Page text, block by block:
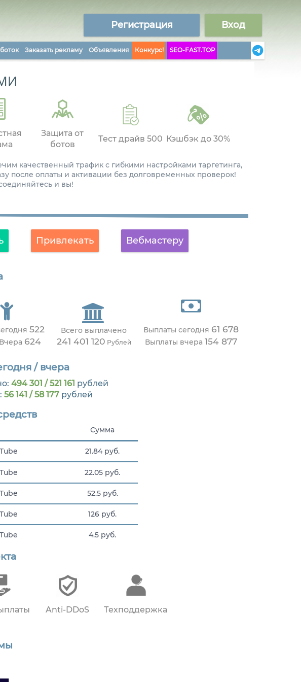
Регистрация Вход
Заказать рекламу Объявления Конкурс! SEO-FAST.TOP
Защита от
ботов
Тест драйв 500 Кэшбэк до 30%
качественный трафик с гибкими настройками таргетинга,
после оплаты и активации без долговременных проверок!
и вы!
Привлекать Вебмастеру
522
624
Всего выплачено
241 401 120 Рублей
Выплаты сегодня 61 678
Выплаты вчера 154 877
/ вчера
494 301 / 521 161 рублей
56 141 / 58 177 рублей
Сумма
21.84 руб.
22.05 руб.
52.5 руб.
126 руб.
4.5 руб.
Anti-DDoS Техподдержка